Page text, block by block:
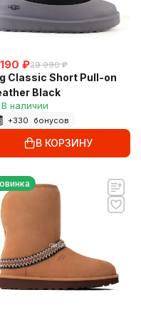
₽29 990 ₽
Classic Short Pull-on
Black
В наличии
+330 бонусов
В КОРЗИНУ